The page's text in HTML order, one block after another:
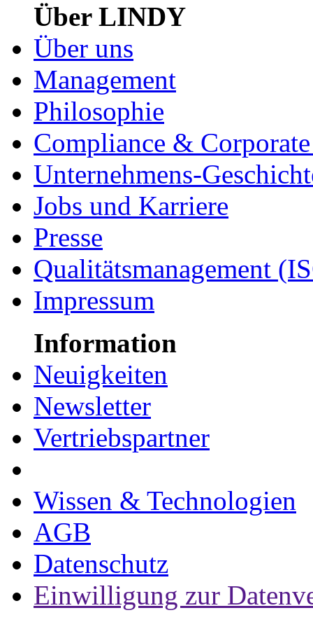
Über LINDY
Über uns
Management
Philosophie
Compliance &
Unternehmens-
Jobs und Karriere
Presse
Qualitätsmanagement
Impressum
Information
Neuigkeiten
Newsletter
Vertriebspartner
Wissen & Technologien
AGB
Datenschutz
Einwilligung zur